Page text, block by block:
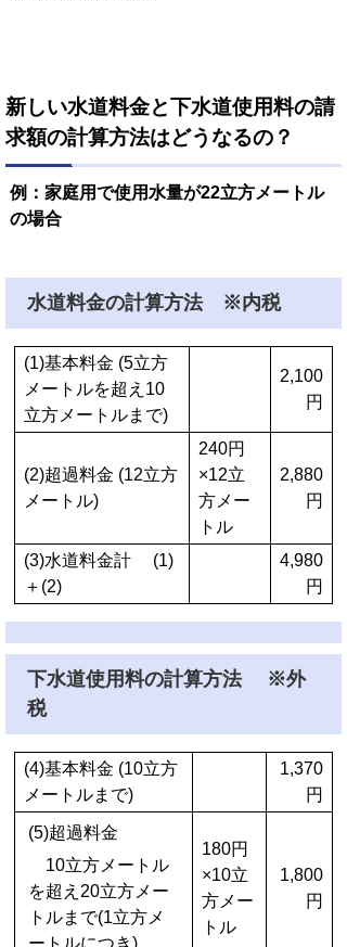
新しい水道料金と下水道使用料の請
求額の計算方法はどうなるの？
例：家庭用で使用水量が22立方メートル
の場合
水道料金の計算方法 ※内税
(1)基本料金 (5立方
メートルを超え10
立方メートルまで)
2,100
円
(2)超過料金 (12立方
メートル)
240円
×12立
方メー
トル
2,880
円
(3)水道料金計 (1)
＋(2)
4,980
円
下水道使用料の計算方法 ※外
税
(4)基本料金 (10立方
メートルまで)
1,370
円
(5)超過料金
10立方メートル
を超え20立方メー
トルまで(1立方メ
ートルにつき)
180円
×10立
方メー
トル
1,800
円